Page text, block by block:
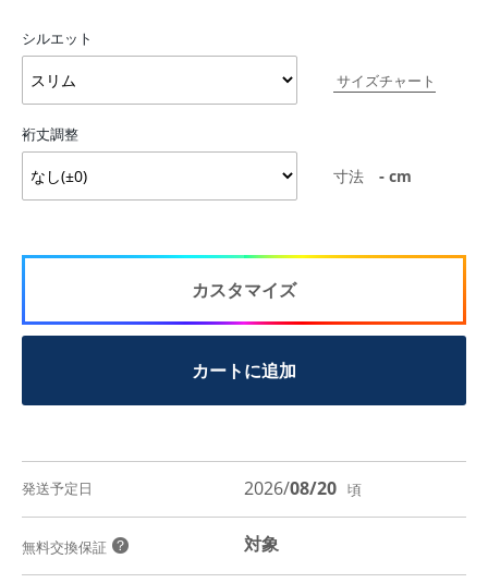
シルエット
サイズチャート
裄丈調整
寸法 - cm
カスタマイズ
カートに追加
発送予定日 2026/08/20 頃
無料交換保証 ？ 対象